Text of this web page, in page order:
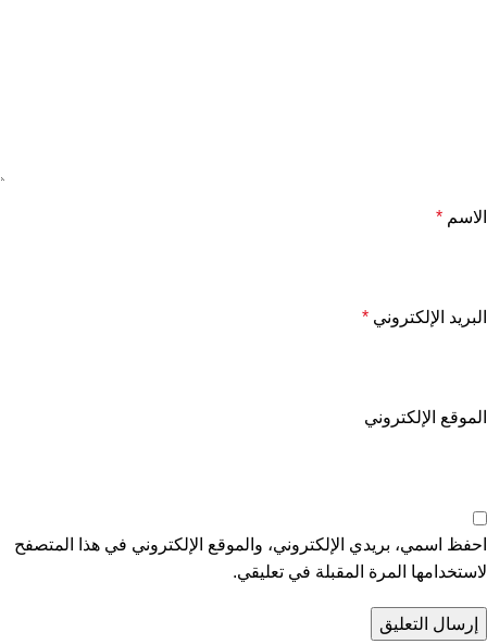
الاسم *
البريد الإلكتروني *
الموقع الإلكتروني
احفظ اسمي، بريدي الإلكتروني، والموقع الإلكتروني في هذا المتصفح
لاستخدامها المرة المقبلة في تعليقي.